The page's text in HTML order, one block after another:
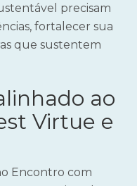
precisam
fortalecer sua
que sustentem
ao
Virtue e
Encontro com